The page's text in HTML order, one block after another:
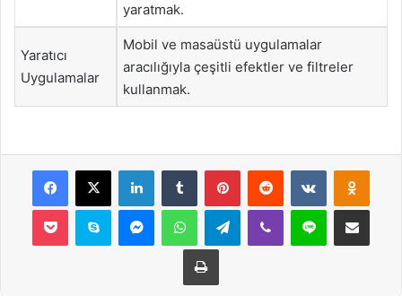
yaratmak.
Yaratıcı
Uygulamalar
Mobil ve masaüstü uygulamalar
aracılığıyla çeşitli efektler ve filtreler
kullanmak.
Facebook
X LinkedInTumblr PinterestReddit VKontakte
Pocket Skype MessengerWhatsAppTelegramViber Line E-Posta ile
Yazdır